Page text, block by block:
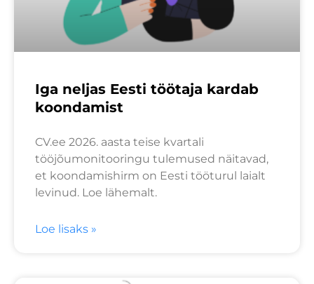
Iga neljas Eesti töötaja kardab
koondamist
CV.ee 2026. aasta teise kvartali
tööjõumonitooringu tulemused näitavad,
et koondamishirm on Eesti tööturul laialt
levinud. Loe lähemalt.
Loe lisaks »